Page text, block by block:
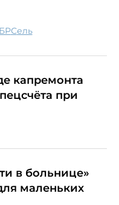
сель
капремонта
при
в больнице»
маленьких